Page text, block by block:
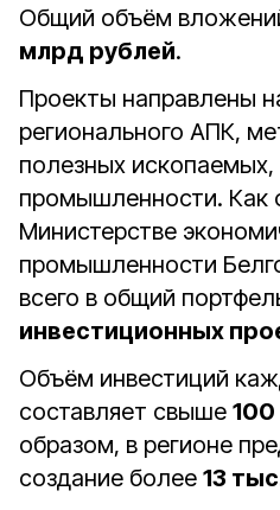
Общий объём
млрд рублей.
Проекты направлены
регионального АПК,
полезных
промышленности. Как
Министерстве
промышленности
всего в общий
инвестиционных
Объём инвестиций
составляет свыше
образом, в регионе
создание более 13